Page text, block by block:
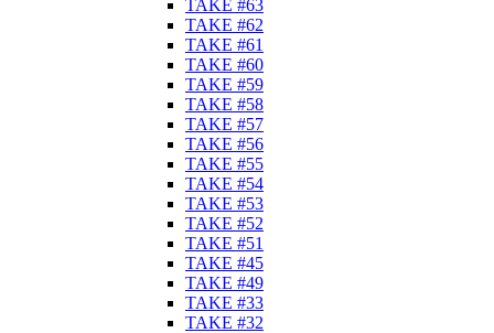
TAKE #63
TAKE #62
TAKE #61
TAKE #60
TAKE #59
TAKE #58
TAKE #57
TAKE #56
TAKE #55
TAKE #54
TAKE #53
TAKE #52
TAKE #51
TAKE #45
TAKE #49
TAKE #33
TAKE #32